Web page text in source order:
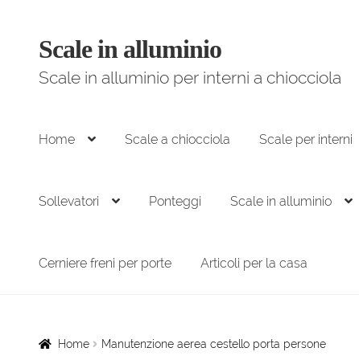
Vai
navigazione
Vai
contenuto
Scale in alluminio
Scale in alluminio per interni a chiocciola
Home Scale a chiocciola Scale per interni
Sollevatori Ponteggi Scale in alluminio
Cerniere freni per porte Articoli per la casa
Home Manutenzione aerea cestello porta persone